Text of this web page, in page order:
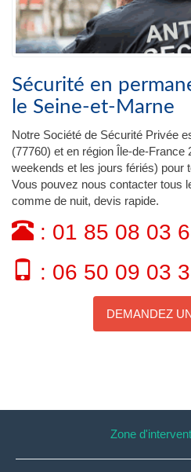
Sécurité en
le Seine-et-Marne
Notre Société de Sécurité Privée
(77760) et en région Île-de-
weekends et les jours fériés) pour
Vous pouvez nous contacter tous
comme de nuit, devis rapide.
: 01 85 08 03
: 06 50 09 03
DEMANDEZ
Zone